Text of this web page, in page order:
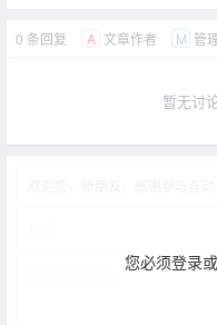
0 条回复 A 文章作者 M 管
暂无讨
您必须登录